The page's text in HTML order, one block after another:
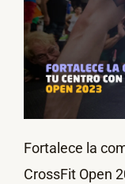
Fortalece la
CrossFit Open